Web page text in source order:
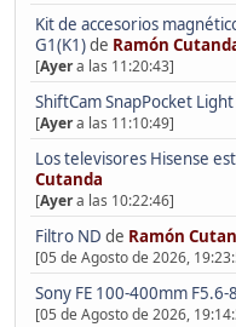
Kit de accesorios
G1(K1)de Ramón
[Ayera las 11:20:43]
ShiftCam SnapPocket Light
[Ayera las 11:10:49]
Los televisores Hisense
Cutanda
[Ayera las 10:22:46]
Filtro ND de Ramón
[05 de Agosto de 2026,
Sony FE 100-400mm F5.6-
[05 de Agosto de 2026,